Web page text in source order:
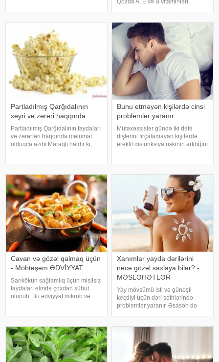
əlaqəyə girmək mümkün olmaya
Qozda A, E və B vitaminləri,
mövcuddur. Acqarına qoz yeməyin
faydaları bunlardır:. Enerji verir:
Qozd
Partladılmış Qarğıdalının
xeyri və zərəri haqqında
Partladılmış Qarğıdalının faydaları
və zərərləri haqqında məlumat
olduqca azdır.Maraqlı haldır ki,
qidanın hava, su qədər
vacibiyyətin
Bunu etməyən kişilərdə cinsi
problemlər yaranır
Mütəxəssislər gündə iki dəfə
dişlərini fırçalamayan kişilərdə
erektil disfunksiya riskinin artdığını
Cavan və gözəl qalmaq üçün
- Möhtəşəm ƏDVİYYAT
Sarıkökün sağlamlıq üçün misilsiz
faydaları elmdə çoxdan sübut
olunub. Bu ədviyyat mikrob və
xərçəngin riskini azaldır, qaraciyər
üçü
Xanımlar yayda dərilərini
necə gözəl saxlaya bilər? -
MƏSLƏHƏTLƏR
Yay mövsümü isti və günəşli
keçdiyi üçün dəri səthlərində
problemlər yaranır. Əsasən də
uğrayır və baxımsızlaşır.
Sağlamolun.az bu dəfə dərini
gözəlləşdirən v